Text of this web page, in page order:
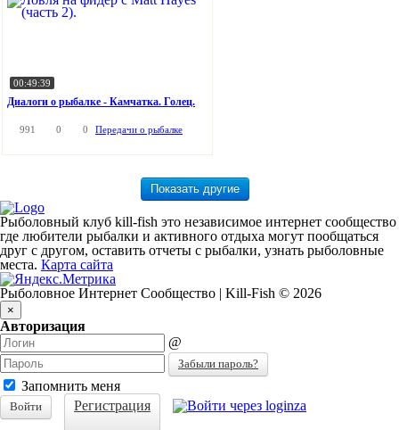
00:49:39
Диалоги о рыбалке - Камчатка. Голец.
991 0 0 Передачи о рыбалке
Рыболовный клуб kill-fish это независимое интернет сообщество
где любители рыбалки и активного отдыха могут пообщаться
друг с другом, оставить отчеты с рыбалки, узнать рыболовные
места. Карта сайта
Рыболовное Интернет Сообщество | Kill-Fish © 2026
×
Авторизация
@
Забыли пароль?
Запомнить меня
Войти Регистрация